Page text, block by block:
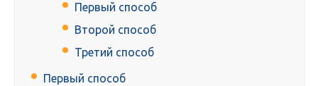
Первый способ
Второй способ
Третий способ
Первый способ